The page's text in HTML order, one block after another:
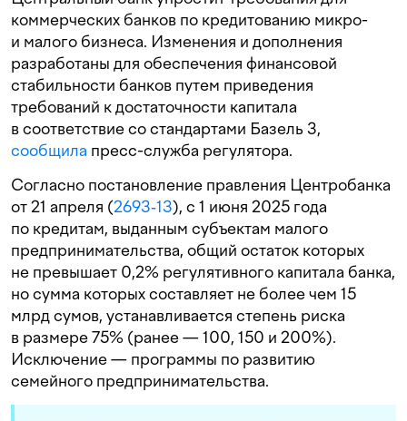
коммерческих банков по кредитованию микро-
и малого бизнеса. Изменения и дополнения
разработаны для обеспечения финансовой
стабильности банков путем приведения
требований к достаточности капитала
в соответствие со стандартами Базель 3,
сообщила пресс-служба регулятора.
Согласно постановление правления Центробанка
от 21 апреля (2693‑13), с 1 июня 2025 года
по кредитам, выданным субъектам малого
предпринимательства, общий остаток которых
не превышает 0,2% регулятивного капитала банка,
но сумма которых составляет не более чем 15
млрд сумов, устанавливается степень риска
в размере 75% (ранее — 100, 150 и 200%).
Исключение — программы по развитию
семейного предпринимательства.